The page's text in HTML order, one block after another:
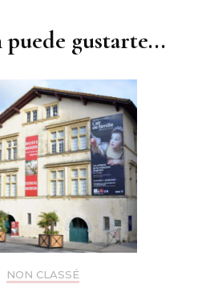
puede gustarte...
NON CLASSÉ